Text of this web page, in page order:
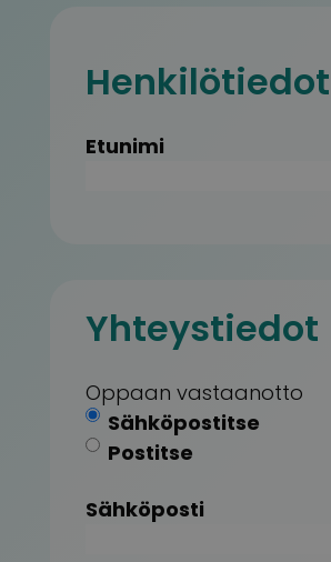
Henkilötiedot
Etunimi
Yhteystiedot
Oppaan vastaanotto
Sähköpostitse
Postitse
Sähköposti